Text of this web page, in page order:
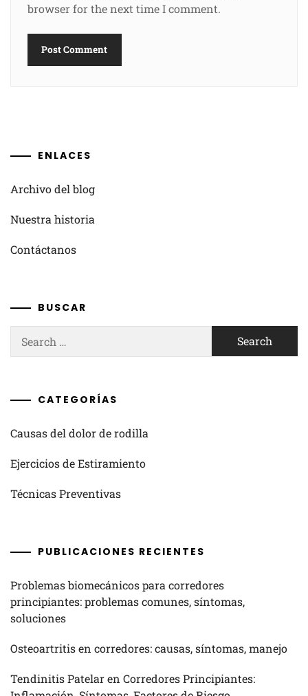
browser for the next time I comment.
ENLACES
Archivo del blog
Nuestra historia
Contáctanos
BUSCAR
for:
CATEGORÍAS
Causas del dolor de rodilla
Ejercicios de Estiramiento
Técnicas Preventivas
PUBLICACIONES RECIENTES
Problemas biomecánicos para corredores
principiantes: problemas comunes, síntomas,
soluciones
Osteoartritis en corredores: causas, síntomas, manejo
Tendinitis Patelar en Corredores Principiantes: